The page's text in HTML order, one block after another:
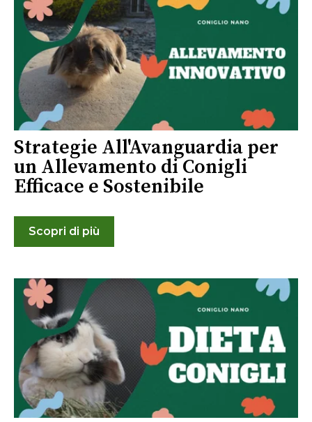
Strategie All'Avanguardia per
un Allevamento di Conigli
Efficace e Sostenibile
Scopri di più